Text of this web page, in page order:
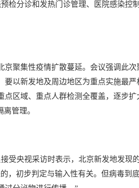
检分诊和发热门诊管理、医院感染控
聚集性疫情扩散蔓延。会议强调此次
要以新发地及周边地区为重点实施最严
点区域、重点人群检测全覆盖，逐步扩
管理。
受央视采访时表示，北京新发地发现
，初步判定与输入性有关。但病毒到